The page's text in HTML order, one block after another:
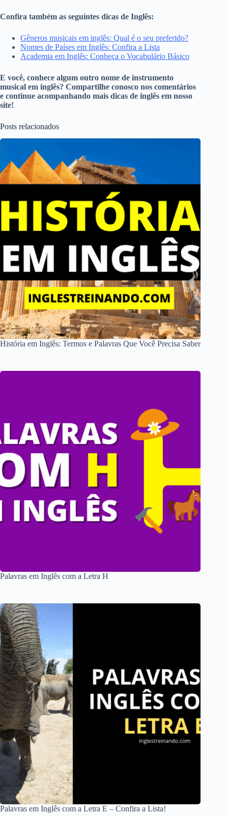
Confira também as seguintes dicas de Inglês:
Gêneros musicais em inglês: Qual é o seu preferido?
Nomes de Países em Inglês: Confira a Lista
Academia em Inglês: Conheça o Vocabulário Básico
E você, conhece algum outro nome de instrumento
musical em inglês? Compartilhe conosco nos comentários
e continue acompanhando mais dicas de inglês em nosso
site!
Posts relacionados
História em Inglês: Termos e Palavras Que Você Precisa Saber
Palavras em Inglês com a Letra H
Palavras em Inglês com a Letra E – Confira a Lista!